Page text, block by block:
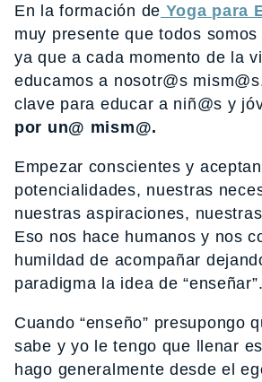
En la formación de Yoga para
muy presente que todos somos
ya que a cada momento de la
educamos a nosotr@s
clave para educar a niñ@s y
por un@ mism@.
Empezar conscientes y
potencialidades, nuestras
nuestras aspiraciones,
Eso nos hace humanos y nos
humildad de acompañar
paradigma la idea de “enseñar”.
Cuando “enseño” presupongo
sabe y yo le tengo que llenar
hago generalmente desde el